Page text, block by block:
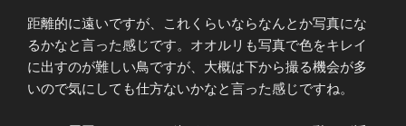
距離的に遠いですが、これくらいならなんとか写真にな
るかなと言った感じです。オオルリも写真で色をキレイ
に出すのが難しい鳥ですが、大概は下から撮る機会が多
いので気にしても仕方ないかなと言った感じですね。